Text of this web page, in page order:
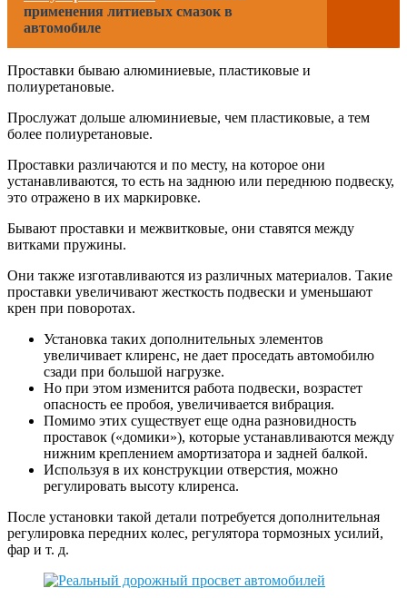
применения литиевых смазок в
автомобиле
Проставки бываю алюминиевые, пластиковые и
полиуретановые.
Прослужат дольше алюминиевые, чем пластиковые, а тем
более полиуретановые.
Проставки различаются и по месту, на которое они
устанавливаются, то есть на заднюю или переднюю подвеску,
это отражено в их маркировке.
Бывают проставки и межвитковые, они ставятся между
витками пружины.
Они также изготавливаются из различных материалов. Такие
проставки увеличивают жесткость подвески и уменьшают
крен при поворотах.
Установка таких дополнительных элементов
увеличивает клиренс, не дает проседать автомобилю
сзади при большой нагрузке.
Но при этом изменится работа подвески, возрастет
опасность ее пробоя, увеличивается вибрация.
Помимо этих существует еще одна разновидность
проставок («домики»), которые устанавливаются между
нижним креплением амортизатора и задней балкой.
Используя в их конструкции отверстия, можно
регулировать высоту клиренса.
После установки такой детали потребуется дополнительная
регулировка передних колес, регулятора тормозных усилий,
фар и т. д.